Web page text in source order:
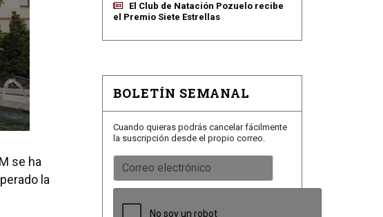
se ha
la
El Club de Natación Pozuelo recibe
el Premio Siete Estrellas
BOLETÍN SEMANAL
Cuando quieras podrás cancelar fácilmente
la suscripción desde el propio correo.